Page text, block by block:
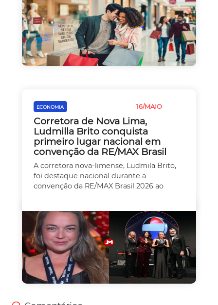
ECONOMIA 16/MAIO
Corretora de Nova Lima,
Ludmilla Brito conquista
primeiro lugar nacional em
convenção da RE/MAX Brasil
A corretora nova-limense, Ludmila Brito,
foi destaque nacional durante a
convenção da RE/MAX Brasil 2026 ao